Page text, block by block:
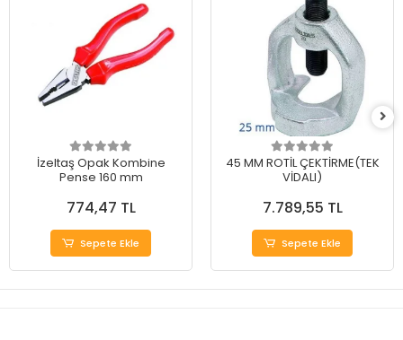
İzeltaş Opak Kombine
Pense 160 mm
774,47 TL
Sepete Ekle
45 MM ROTİL ÇEKTİRME(TEK
VİDALI)
7.789,55 TL
Sepete Ekle